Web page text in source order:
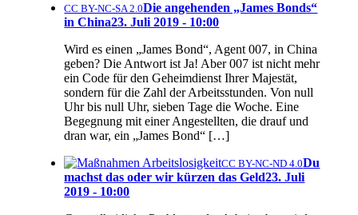
CC BY-NC-SA 2.0Die angehenden „James Bonds“
in China23. Juli 2019 - 10:00
Wird es einen „James Bond“, Agent 007, in China
geben? Die Antwort ist Ja! Aber 007 ist nicht mehr
ein Code für den Geheimdienst Ihrer Majestät,
sondern für die Zahl der Arbeitsstunden. Von null
Uhr bis null Uhr, sieben Tage die Woche. Eine
Begegnung mit einer Angestellten, die drauf und
dran war, ein „James Bond“ […]
CC BY-NC-ND 4.0Du
machst das oder wir kürzen das Geld23. Juli
2019 - 10:00